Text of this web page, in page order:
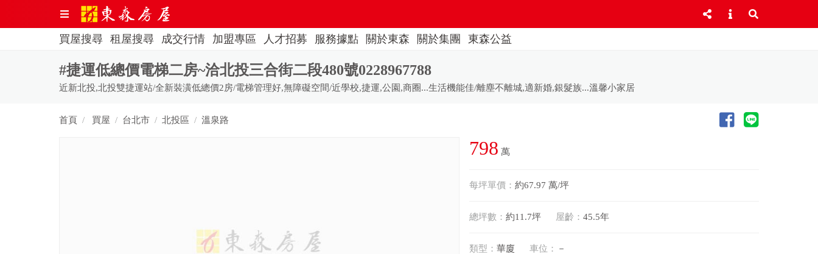
買屋搜尋 租屋搜尋 成交行情 加盟專區 人才招募 服務據點 關於東森 關於集團 東森公益
#捷運低總價電梯二房~洽北投三合街二段480號0228967788
近新北投,北投雙捷運站/全新裝潢低總價2房/電梯管理好,無障礙空間/近學校,捷運,公園,商圈...生活機能佳/離塵不離城,適新婚,銀髮族...溫馨小家居
首頁 買屋 台北市 北投區 溫泉路
798 萬
每坪單價： 約67.97 萬/坪
總坪數： 約11.7坪 屋齡： 45.5年
類型： 華廈 車位： －